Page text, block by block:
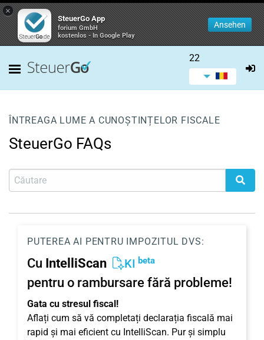
×
SteuerGo App
forium GmbH
kostenlos - In Google Play
Ansehen
22
ÎNTREAGA LUME A CUNOȘTINȚELOR FISCALE
SteuerGo FAQs
PUTEREA AI PENTRU IMPOZITUL DVS:
Cu IntelliScan KI beta
pentru o rambursare fără probleme!
Gata cu stresul fiscal!
Aflați cum să vă completați declarația fiscală mai
rapid și mai eficient cu IntelliScan. Pur și simplu